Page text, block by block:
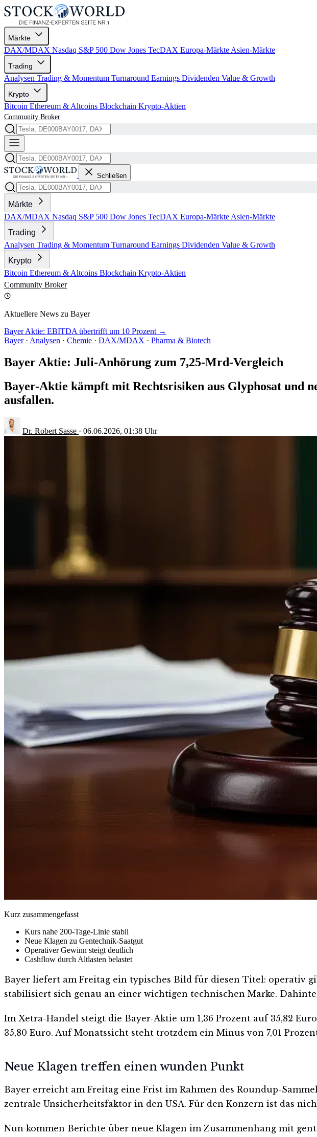
Märkte
DAX/MDAX Nasdaq S&P 500 Dow Jones TecDAX Europa-Märkte Asien-Märkte
Trading
Analysen Trading & Momentum Turnaround Earnings Dividenden Value & Growth
Krypto
Bitcoin Ethereum & Altcoins Blockchain Krypto-Aktien
Community Broker
Schließen
Märkte
DAX/MDAX Nasdaq S&P 500 Dow Jones TecDAX Europa-Märkte Asien-Märkte
Trading
Analysen Trading & Momentum Turnaround Earnings Dividenden Value & Growth
Krypto
Bitcoin Ethereum & Altcoins Blockchain Krypto-Aktien
Community Broker
Aktuellere News zu Bayer
Bayer Aktie: EBITDA übertrifft um 10 Prozent →
Bayer · Analysen · Chemie · DAX/MDAX · Pharma & Biotech
Bayer Aktie: Juli-Anhörung zum 7,25-Mrd-Vergleich
Bayer-Aktie kämpft mit Rechtsrisiken aus Glyphosat und
ausfallen.
Dr. Robert Sasse · 06.06.2026, 01:38 Uhr
Kurz zusammengefasst
Kurs nahe 200-Tage-Linie stabil
Neue Klagen zu Gentechnik-Saatgut
Operativer Gewinn steigt deutlich
Cashflow durch Altlasten belastet
Bayer liefert am Freitag ein typisches Bild für diesen Titel: operativ
stabilisiert sich genau an einer wichtigen technischen Marke.
Im Xetra-Handel steigt die Bayer-Aktie um 1,36 Prozent auf 35,82
35,80 Euro. Auf Monatssicht steht trotzdem ein Minus von 7,01
Neue Klagen treffen einen wunden Punkt
Bayer erreicht am Freitag eine Frist im Rahmen des Roundup-
zentrale Unsicherheitsfaktor in den USA. Für den Konzern ist das
Nun kommen Berichte über neue Klagen im Zusammenhang mit